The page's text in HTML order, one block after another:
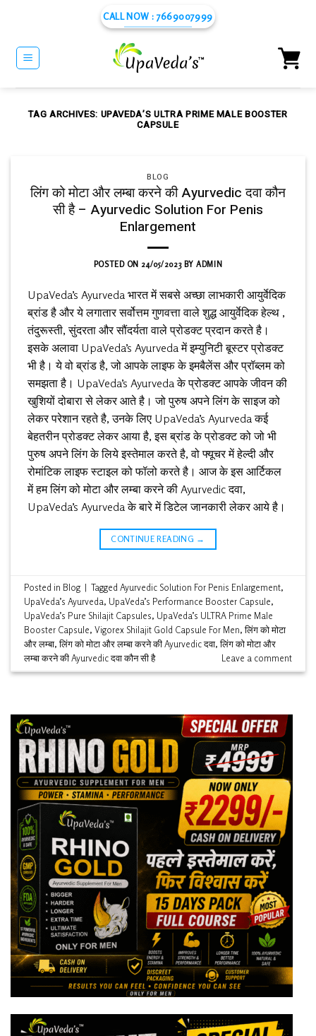
content
CALL NOW : 7669007999
TAG ARCHIVES: UPAVEDA’S ULTRA PRIME MALE BOOSTER
CAPSULE
BLOG
लिंग को मोटा और लम्बा करने की Ayurvedic दवा कौन
सी है – Ayurvedic Solution For Penis
Enlargement
POSTED ON24/05/2023BYADMIN
UpaVeda’s Ayurveda भारत में सबसे अच्छा लाभकारी आयुर्वेदिक
ब्रांड है और ये लगातार सर्वोत्तम गुणवत्ता वाले शुद्ध आयुर्वेदिक हेल्थ ,
तंदुरूस्ती, सुंदरता और सौंदर्यता वाले प्रोडक्ट प्रदान करते है।
इसके अलावा UpaVeda’s Ayurveda में इम्युनिटी बूस्टर प्रोडक्ट
भी है। ये वो ब्रांड है, जो आपके लाइफ के इमबैलेंस और प्रॉब्लम को
समझता है। UpaVeda’s Ayurveda के प्रोडक्ट आपके जीवन की
खुशियों दोबारा से लेकर आते है। जो पुरुष अपने लिंग के साइज को
लेकर परेशान रहते है, उनके लिए UpaVeda’s Ayurveda कई
बेहतरीन प्रोडक्ट लेकर आया है, इस ब्रांड के प्रोडक्ट को जो भी
पुरुष अपने लिंग के लिये इस्तेमाल करते है, वो फ्यूचर में हेल्दी और
रोमांटिक लाइफ स्टाइल को फॉलो करते है। आज के इस आर्टिकल
में हम लिंग को मोटा और लम्बा करने की Ayurvedic दवा,
UpaVeda’s Ayurveda के बारे में डिटेल जानकारी लेकर आये है।
CONTINUE READING →
Posted in Blog | TaggedAyurvedic Solution For Penis Enlargement,
UpaVeda’s Ayurveda, UpaVeda’s Performance Booster Capsule,
UpaVeda’s Pure Shilajit Capsules, UpaVeda’s ULTRA Prime Male
Booster Capsule,Vigorex Shilajit Gold Capsule For Men,लिंग को मोटा
और लम्बा,लिंग को मोटा और लम्बा करने की Ayurvedic दवा,लिंग को मोटा और
लम्बा करने की Ayurvedic दवा कौन सी है
Leave a comment